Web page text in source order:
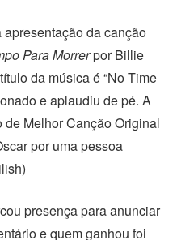
da canção
Para Morrerpor Billie
da música é “No Time
e aplaudiu de pé. A
Melhor Canção Original
por uma pessoa
presença para anunciar
e quem ganhou foi